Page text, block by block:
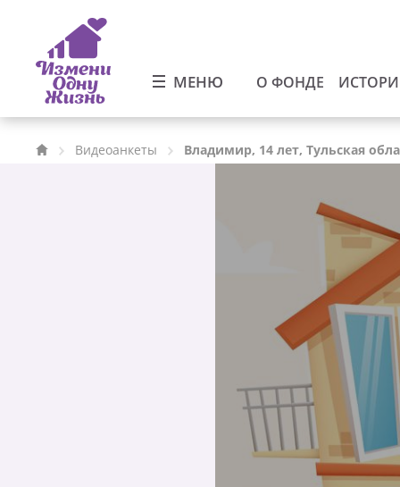
МЕНЮ О ФОНДЕ
Видеоанкеты Владимир, 14 лет, Тульская